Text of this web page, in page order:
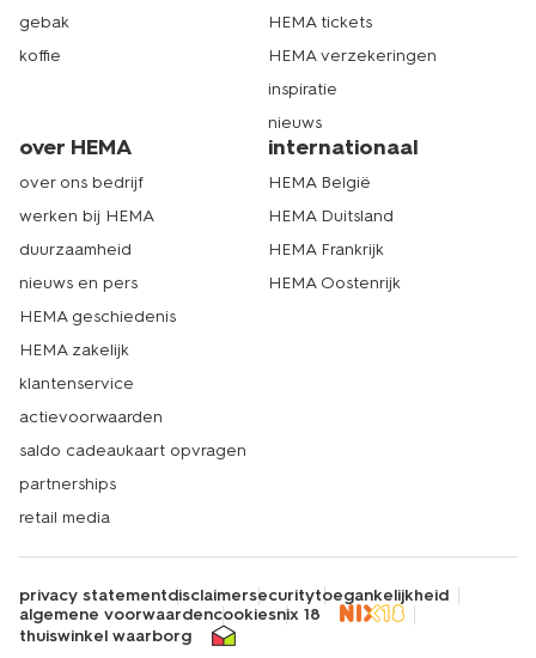
gebak
koffie
HEMA tickets
HEMA verzekeringen
inspiratie
nieuws
over HEMA
over ons bedrijf
werken bij HEMA
duurzaamheid
nieuws en pers
HEMA geschiedenis
HEMA zakelijk
klantenservice
actievoorwaarden
saldo cadeaukaart opvragen
partnerships
retail media
internationaal
HEMA België
HEMA Duitsland
HEMA Frankrijk
HEMA Oostenrijk
privacy statementdisclaimersecuritytoegankelijkheid
algemene voorwaardencookiesnix 18
thuiswinkel waarborg